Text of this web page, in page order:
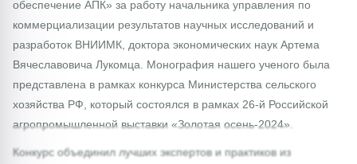
обеспечение АПК» за работу начальника управления по
коммерциализации результатов научных исследований и
разработок ВНИИМК, доктора экономических наук Артема
Вячеславовича Лукомца. Монография нашего ученого была
представлена в рамках конкурса Министерства сельского
хозяйства РФ, который состоялся в рамках 26-й Российской
агропромышленной выставки «Золотая осень-2024».
Конкурс объединил лучших экспертов и практиков из